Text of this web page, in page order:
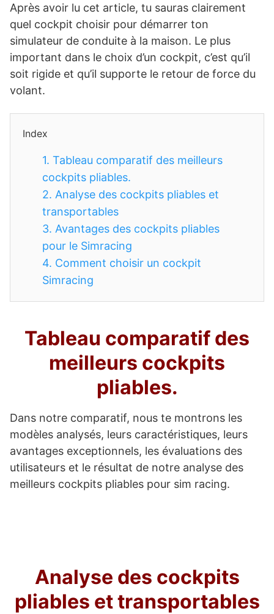
Après avoir lu cet article, tu sauras clairement
quel cockpit choisir pour démarrer ton
simulateur de conduite à la maison. Le plus
important dans le choix d’un cockpit, c’est qu’il
soit rigide et qu’il supporte le retour de force du
volant.
Index
1. Tableau comparatif des meilleurs
cockpits pliables.
2. Analyse des cockpits pliables et
transportables
3. Avantages des cockpits pliables
pour le Simracing
4. Comment choisir un cockpit
Simracing
Tableau comparatif des
meilleurs cockpits
pliables.
Dans notre comparatif, nous te montrons les
modèles analysés, leurs caractéristiques, leurs
avantages exceptionnels, les évaluations des
utilisateurs et le résultat de notre analyse des
meilleurs cockpits pliables pour sim racing.
Analyse des cockpits
pliables et transportables